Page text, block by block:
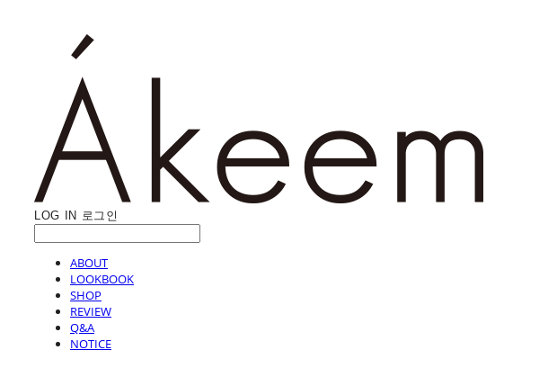
LOG IN 로그인
ABOUT
LOOKBOOK
SHOP
REVIEW
Q&A
NOTICE